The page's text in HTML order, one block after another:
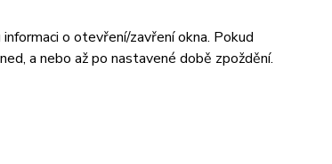
o otevření/zavření okna. Pokud
a nebo až po nastavené době zpoždění.